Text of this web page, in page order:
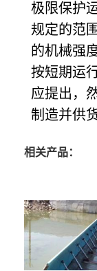
极限保护
规定的范
的机械强
按短期运
应提出，
制造并供货
相关产品：